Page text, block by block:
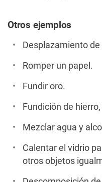
Otros ejemplos
Desplazamiento de
Romper un papel.
Fundir oro.
Fundición de
Mezclar agua y
Calentar el vidrio
otros objetos